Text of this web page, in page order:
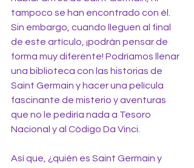
tampoco se han encontrado con él.
Sin embargo, cuando lleguen al final
de este artículo, ¡podrán pensar de
forma muy diferente! Podríamos llenar
una biblioteca con las historias de
Saint Germain y hacer una película
fascinante de misterio y aventuras
que no le pediría nada a Tesoro
Nacional y al Código Da Vinci.
Así que, ¿quién es Saint Germain y